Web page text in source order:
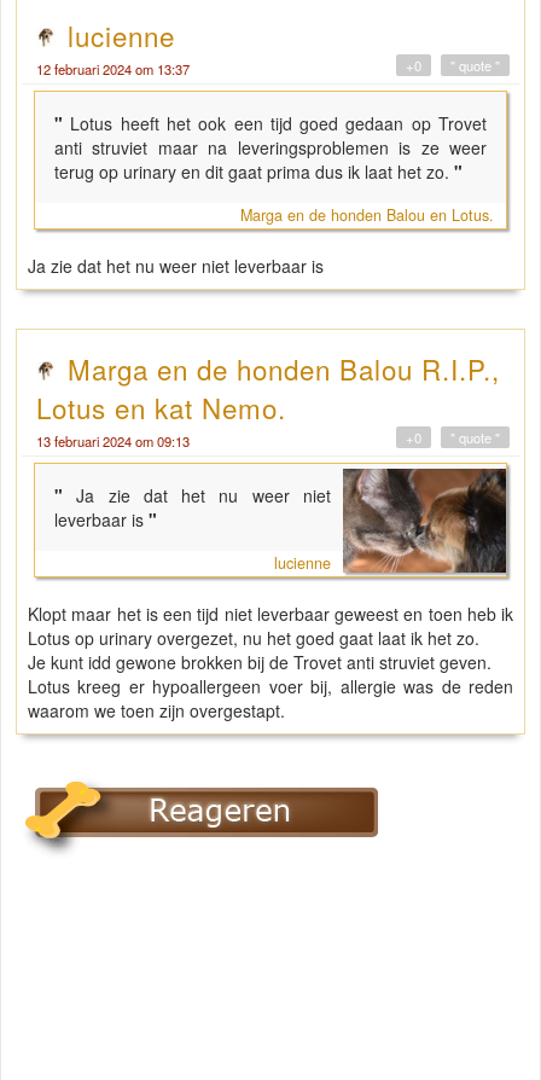
lucienne
12 februari 2024 om 13:37 " quote "
+0
" Lotus heeft het ook een tijd goed gedaan op Trovet
anti struviet maar na leveringsproblemen is ze weer
terug op urinary en dit gaat prima dus ik laat het zo. "
Marga en de honden Balou en Lotus.
Ja zie dat het nu weer niet leverbaar is
Marga en de honden Balou R.I.P.,
Lotus en kat Nemo.
13 februari 2024 om 09:13 " quote "
+0
"Ja zie dat het nu weer niet
leverbaar is "
lucienne
Klopt maar het is een tijd niet leverbaar geweest en toen heb ik
Lotus op urinary overgezet, nu het goed gaat laat ik het zo.
Je kunt idd gewone brokken bij de Trovet anti struviet geven.
Lotus kreeg er hypoallergeen voer bij, allergie was de reden
waarom we toen zijn overgestapt.